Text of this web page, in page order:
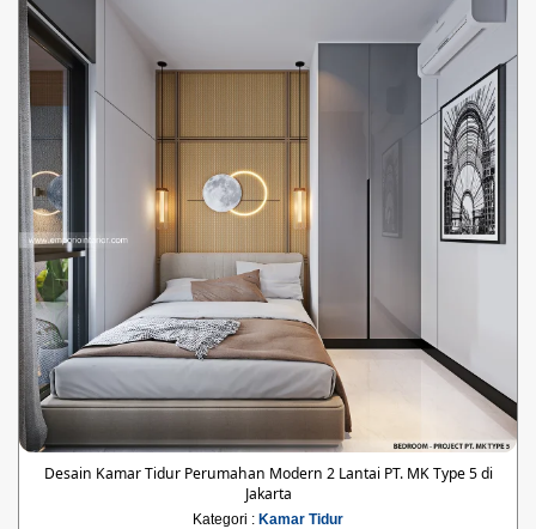
Desain Kamar Tidur Perumahan Modern 2 Lantai PT. MK Type 5 di
Jakarta
Kategori : Kamar Tidur